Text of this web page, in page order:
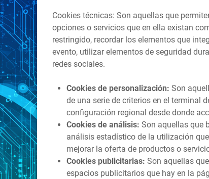
Cookies técnicas: Son aquellas que
opciones o servicios que en ella existan
restringido, recordar los elementos que
evento, utilizar elementos de seguridad
redes sociales.
Cookies de personalización: Son
de una serie de criterios en el terminal
configuración regional desde donde
Cookies de análisis: Son aquellas que
análisis estadístico de la utilización
mejorar la oferta de productos o
Cookies publicitarias: Son aquellas
espacios publicitarios que hay en la